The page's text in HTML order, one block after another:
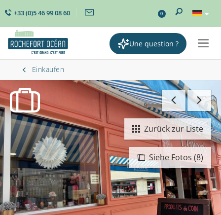
+33 (0)5 46 99 08 60 0
Une question ?
Einkaufen
Siehe Fotos (8)
Zurück zur Liste